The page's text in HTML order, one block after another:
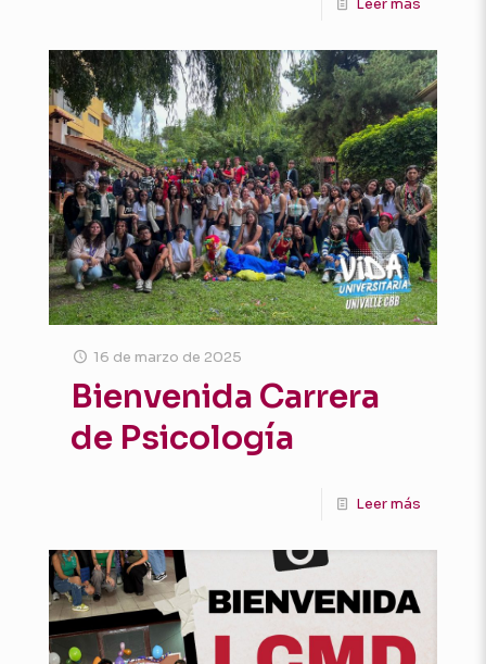
16 de marzo de 2025
Bienvenida Carrera
de Psicología
Leer más